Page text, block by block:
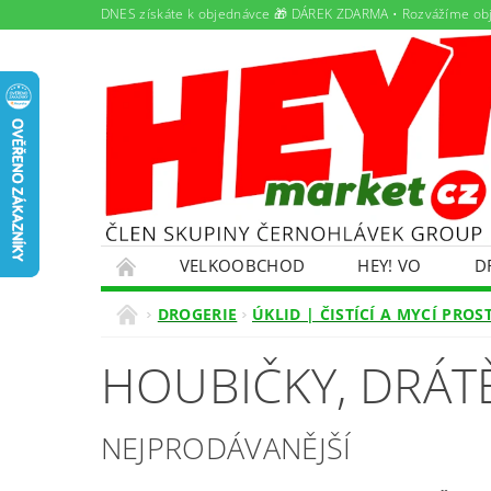
DNES získáte k objednávce 🎁 DÁREK ZDARMA • Rozvážíme
VELKOOBCHOD HEY! VO
PAMLSKY PRO DOMÁCÍ MAZLÍČKY
EKOKOM
OLEJOVÝ SERVIS
DROGERIE ÚKLID | ČISTÍCÍ A MYCÍ
HOUBIČKY,
NEJPRODÁVANĚJŠÍ